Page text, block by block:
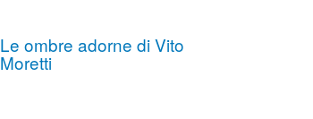
Le ombre adorne di Vito
Moretti